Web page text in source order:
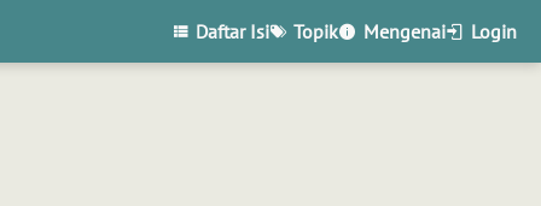
Daftar Isi Topik Mengenai Login